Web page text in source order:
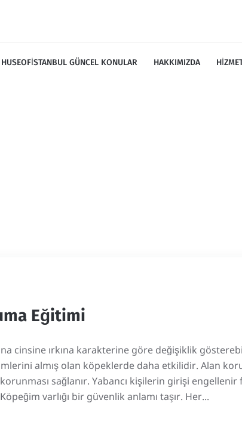
HUSEOFISTANBUL GÜNCEL KONULAR HAKKIMIZDA
Eğitimi
cinsine ırkına karakterine göre değişiklik
almış olan köpeklerde daha etkilidir. Alan
sağlanır. Yabancı kişilerin girişi engellenir
varlığı bir güvenlik anlamı taşır. Her...